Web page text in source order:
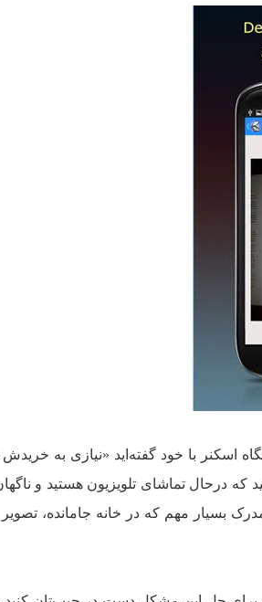
اسکنر با خود گفته‌اید «نیازی به خریدش
درحال تماشای تلویزیون هستید و
بسیار مهم که در خانه جامانده،